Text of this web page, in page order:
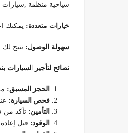
سياحية منظمة ,سيارات نقل
خيارات متعددة: يمكنك
سهولة الوصول: تتيح
نصائح لتأجير السيارات
الحجز المسبق:
فحص السيارة:
التأمين: تأكد من
الوقود: قبل